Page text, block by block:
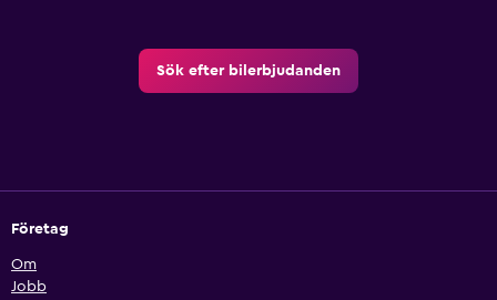
Sök efter bilerbjudanden
Företag
Om
Jobb